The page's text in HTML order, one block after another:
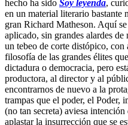
hecho ha sido Soy leyenda,
en un material literario bastante
gran Richard Matheson. Aquí
aplicado, sin grandes alardes
un tebeo de corte distópico,
filosofía de las grandes élites
dictadura o democracia, pero
productora, al director y al
encontrarnos de nuevo a la
trampas que el poder, el Poder,
(no tan secreta) aviesa
aplastar la insurrección que se